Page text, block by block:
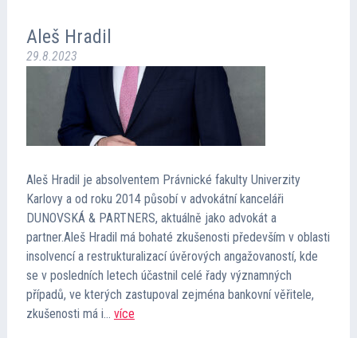
Aleš Hradil
29.8.2023
Aleš Hradil je absolventem Právnické fakulty Univerzity
Karlovy a od roku 2014 působí v advokátní kanceláři
DUNOVSKÁ & PARTNERS, aktuálně jako advokát a
partner.Aleš Hradil má bohaté zkušenosti především v oblasti
insolvencí a restrukturalizací úvěrových angažovaností, kde
se v posledních letech účastnil celé řady významných
případů, ve kterých zastupoval zejména bankovní věřitele,
zkušenosti má i… více